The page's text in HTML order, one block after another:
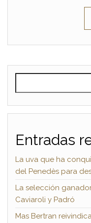
Entradas
La uva que ha
del Penedès para
La selección
Caviaroli y Padró
Mas Bertran